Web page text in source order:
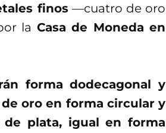
finos—cuatro de oro
la Casa de Moneda en
forma dodecagonal y
oro en forma circular y
de plata, igual en forma